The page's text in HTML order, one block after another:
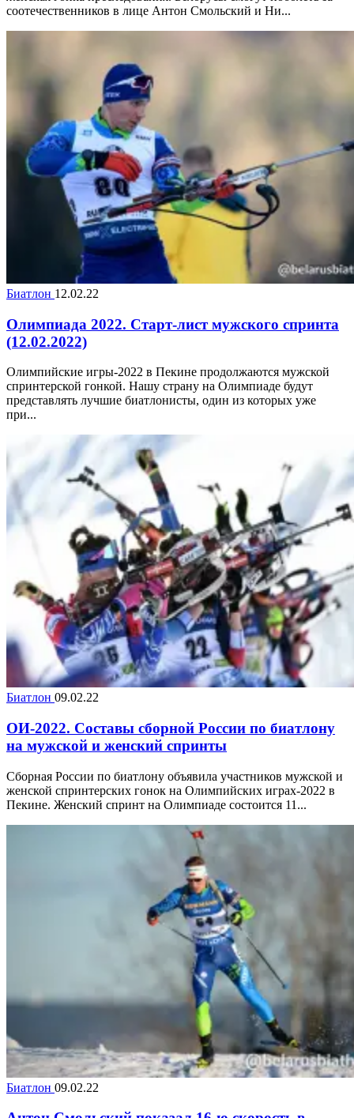
соотечественников в лице Антон Смольский и Ни...
Биатлон 12.02.22
Олимпиада 2022. Старт-лист мужского спринта
(12.02.2022)
Олимпийские игры-2022 в Пекине продолжаются мужской
спринтерской гонкой. Нашу страну на Олимпиаде будут
представлять лучшие биатлонисты, один из которых уже
при...
Биатлон 09.02.22
ОИ-2022. Составы сборной России по биатлону
на мужской и женский спринты
Сборная России по биатлону объявила участников мужской и
женской спринтерских гонок на Олимпийских играх-2022 в
Пекине. Женский спринт на Олимпиаде состоится 11...
Биатлон 09.02.22